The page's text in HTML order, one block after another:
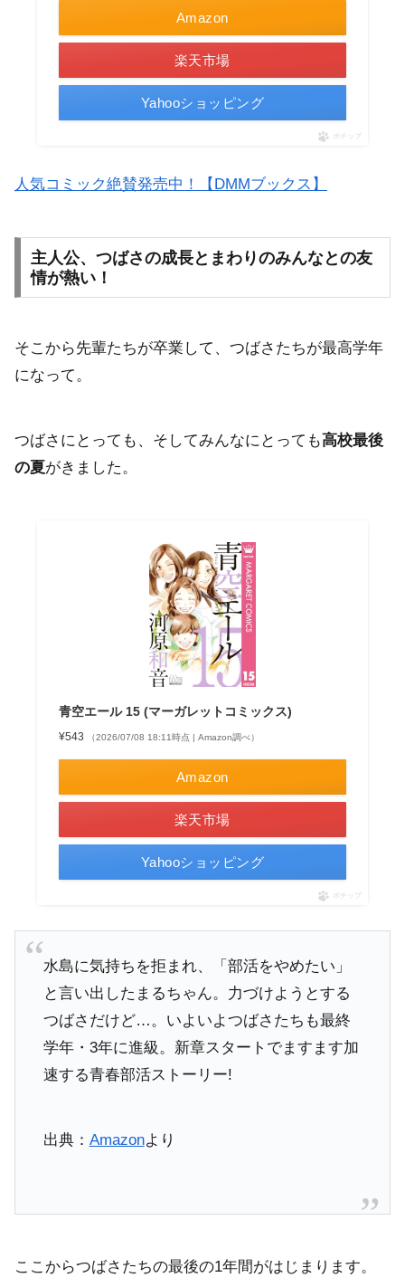
Amazon
楽天市場
Yahooショッピング
ポチップ
人気コミック絶賛発売中！【DMMブックス】
主人公、つばさの成長とまわりのみんなとの友
情が熱い！
そこから先輩たちが卒業して、つばさたちが最高学年
になって。
つばさにとっても、そしてみんなにとっても高校最後
の夏がきました。
青空エール 15 (マーガレットコミックス)
¥543 （2026/07/08 18:11時点 | Amazon調べ）
Amazon
楽天市場
Yahooショッピング
ポチップ
水島に気持ちを拒まれ、「部活をやめたい」
と言い出したまるちゃん。力づけようとする
つばさだけど…。いよいよつばさたちも最終
学年・3年に進級。新章スタートでますます加
速する青春部活ストーリー!
出典： Amazonより
ここからつばさたちの最後の1年間がはじまります。